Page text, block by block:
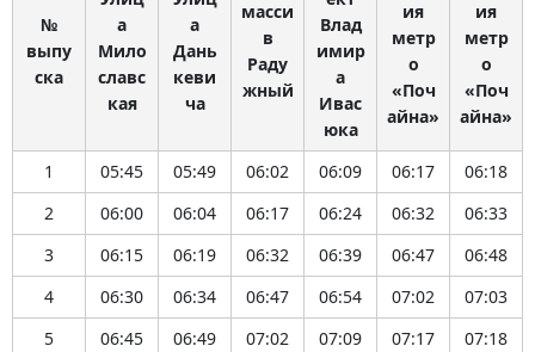
№
выпу
ска
а
Мило
славс
кая
а
Дань
кеви
ча
масси
в
Раду
жный
Влад
имир
а
Ивас
юка
ия
метр
о
«Поч
айна»
ия
метр
о
«Поч
айна»
1 05:45 05:49 06:02 06:09 06:17
06:18
2
06:00 06:04 06:17 06:24 06:32
06:33
3
06:15 06:19 06:32 06:39 06:47
06:48
4
06:30 06:34 06:47 06:54 07:02
07:03
5
06:45 06:49 07:02 07:09 07:17
07:18